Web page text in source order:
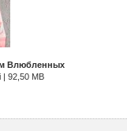
Влюбленных
| 92,50 MB